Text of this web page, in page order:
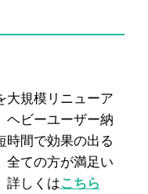
大規模リニューア
ヘビーユーザー納
時間で効果の出る
全ての方が満足い
詳しくはこちら